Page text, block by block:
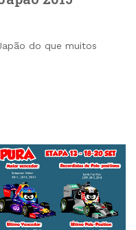
do que muitos